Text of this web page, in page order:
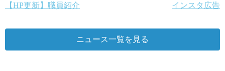
投
稿
【HP更新】職員紹介 インスタ広告
ニュース一覧を見る